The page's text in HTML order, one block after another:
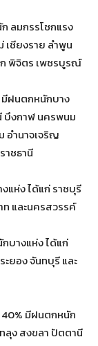
ลมกรรโชกแรง
เชียงราย ลำพูน
ก พิจิตร เพชรบูรณ์
มีฝนตกหนักบาง
บึงกาฬ นครพนม
อำนาจเจริญ
าชธานี
แห่ง ได้แก่ ราชบุรี
และนครสวรรค์
บางแห่ง ได้แก่
ะยอง จันทบุรี และ
40% มีฝนตกหนัก
ลุง สงขลา ปัตตานี